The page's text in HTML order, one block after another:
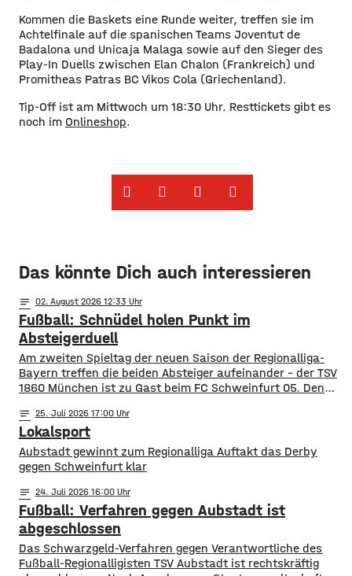
Kommen die Baskets eine Runde weiter, treffen sie im
Achtelfinale auf die spanischen Teams Joventut de
Badalona und Unicaja Malaga sowie auf den Sieger des
Play-In Duells zwischen Elan Chalon (Frankreich) und
Promitheas Patras BC Vikos Cola (Griechenland).
Tip-Off ist am Mittwoch um 18:30 Uhr. Resttickets gibt es
noch im Onlineshop.
Das könnte Dich auch interessieren
notes 02. August 2026 12:33
Fußball: Schnüdel holen Punkt im
Absteigerduell
Am zweiten Spieltag der neuen Saison der Regionalliga-
Bayern treffen die beiden Absteiger aufeinander – der TSV
1860 München ist zu Gast beim FC Schweinfurt 05. Den
Minuten köpfte Neuzugang Prodanovic die
Heimmannschaft zum 1:0. In der 34. Minute dann aber der
Ausgleich für die Löwen. Noch
notes 25. Juli 2026 17:00
Lokalsport
Aubstadt gewinnt zum Regionalliga Auftakt das Derby
gegen Schweinfurt klar
notes 24. Juli 2026 16:00
Fußball: Verfahren gegen Aubstadt ist
abgeschlossen
Das Schwarzgeld-Verfahren gegen Verantwortliche des
Fußball-Regionalligisten TSV Aubstadt ist rechtskräftig